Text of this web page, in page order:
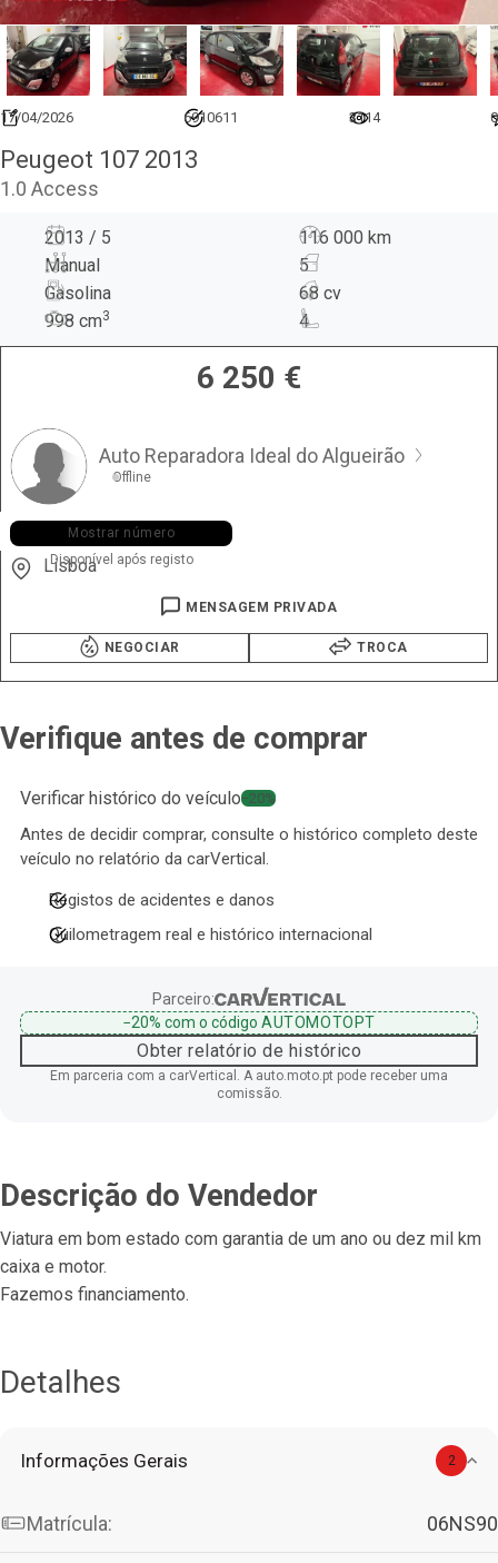
17/04/2026 6910611 3114 0
Peugeot 107 2013
1.0 Access
2013 / 5
116 000 km
Manual
5
Gasolina
68 cv
998 cm3 4
6 250 €
Auto Reparadora Ideal do Algueirão
Offline
+351 917 ••• •66
Mostrar número
Disponível após registo
Lisboa
MENSAGEM PRIVADA
NEGOCIAR TROCA
Verifique antes de comprar
Verificar histórico do veículo−20%
Antes de decidir comprar, consulte o histórico completo deste
veículo no relatório da carVertical.
Registos de acidentes e danos
Quilometragem real e histórico internacional
Parceiro:
−20%com o código AUTOMOTOPT
Obter relatório de histórico
Em parceria com a carVertical. A auto.moto.pt pode receber uma
comissão.
Descrição do Vendedor
Viatura em bom estado com garantia de um ano ou dez mil km
caixa e motor.
Fazemos financiamento.
Detalhes
Informações Gerais 2
Matrícula: 06NS90